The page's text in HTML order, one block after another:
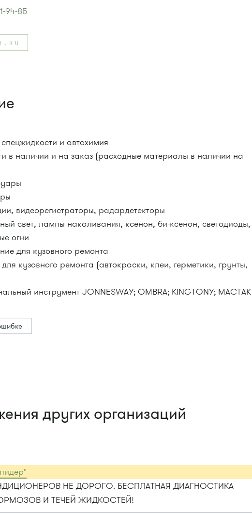
28, 32, 400к, 28.
707м
19, 22, 400к.
460м, 476м, 707м
94-85
и автохимия
в наличии и на заказ (расходные материалы в наличии на
видеорегистраторы, радардетекторы
свет, лампы накаливания, ксенон, би-ксенон, светодиоды,
огни
для кузовного ремонта
кузовного ремонта (автокраски, клеи, герметики, грунты,
инструмент JONNESWAY; OMBRA; KINGTONY; MACTAK
других организаций
НЕ ДОРОГО. БЕСПЛАТНАЯ ДИАГНОСТИКА
И ТЕЧЕЙ ЖИДКОСТЕЙ!